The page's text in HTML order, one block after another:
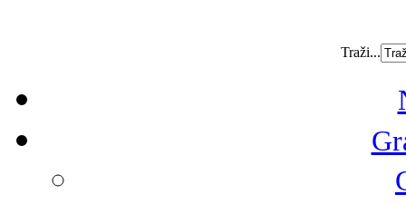
Traži...